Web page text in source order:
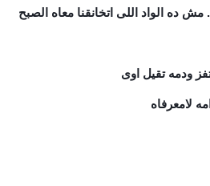
ده الواد اللى اتخانقنا معاه الصبح
ودمه تقيل اوى
لامعرفاه